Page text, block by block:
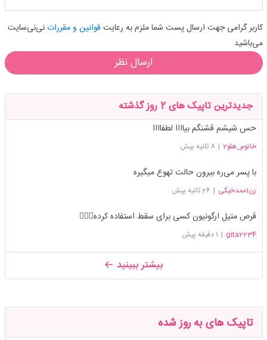
کاربر گرامی جهت ارسال پست شما ملزم به رعایت قوانین و مقرراتنی‌نی‌سایت
می‌باشید
ارسال نظر
جدیدترین تاپیک های 2 روز گذشته
حس شیشم قشنگم بیاااا لطفاااا
خانوم_هلو2 | 8 ثانیه پیش
با پسر می‌ره بیرون حالت تهوع میگیره
زن1ممدخیکی | 26 ثانیه پیش
قرص متیل ارگونیون کسی برای سقط استفاده کرده🤦🏼‍♀️
gita2234
| 1 دقیقه پیش
بیشتر ببینید
تاپیک های به روز شده